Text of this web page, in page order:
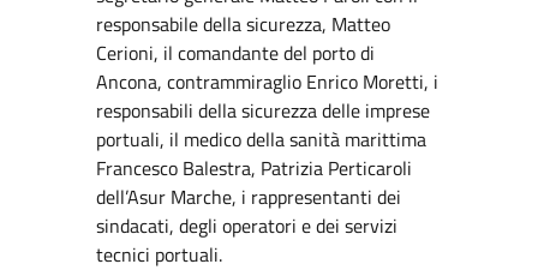
responsabile della sicurezza, Matteo
Cerioni, il comandante del porto di
Ancona, contrammiraglio Enrico Moretti, i
responsabili della sicurezza delle imprese
portuali, il medico della sanità marittima
Francesco Balestra, Patrizia Perticaroli
dell’Asur Marche, i rappresentanti dei
sindacati, degli operatori e dei servizi
tecnici portuali.